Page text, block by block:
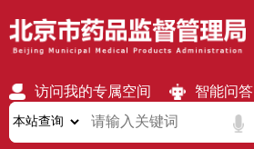
访问我的专属空间 智能问答
无障碍 繁體 移动版